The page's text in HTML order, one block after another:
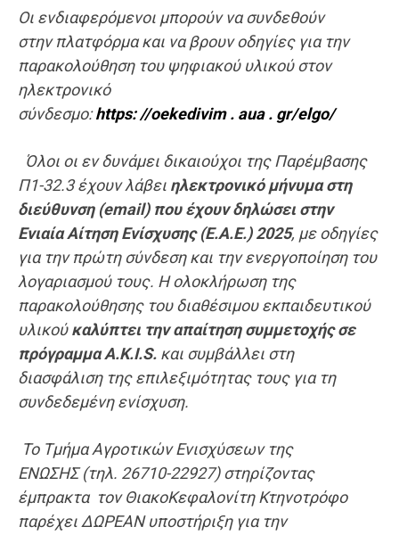
Οι ενδιαφερόμενοι μπορούν να συνδεθούν
στην πλατφόρμα και να βρουν οδηγίες για την
παρακολούθηση του ψηφιακού υλικού στον
ηλεκτρονικό
σύνδεσμο:https: //oekedivim . aua . gr/elgo/
Όλοι οι εν δυνάμει δικαιούχοι της Παρέμβασης
Π1-32.3 έχουν λάβει ηλεκτρονικό μήνυμα στη
διεύθυνση (email) που έχουν δηλώσει στην
Ενιαία Αίτηση Ενίσχυσης (Ε.Α.Ε.) 2025, με οδηγίες
για την πρώτη σύνδεση και την ενεργοποίηση του
λογαριασμού τους. Η ολοκλήρωση της
παρακολούθησης του διαθέσιμου εκπαιδευτικού
υλικούκαλύπτει την απαίτηση συμμετοχής σε
πρόγραμμα A.K.I.S. και συμβάλλει στη
διασφάλιση της επιλεξιμότητας τους για τη
συνδεδεμένη ενίσχυση.
Το Τμήμα Αγροτικών Ενισχύσεων της
ΕΝΩΣΗΣ (τηλ. 26710-22927) στηρίζοντας
έμπρακτα τον ΘιακοΚεφαλονίτη Κτηνοτρόφο
παρέχει ΔΩΡΕΑΝ υποστήριξη για την